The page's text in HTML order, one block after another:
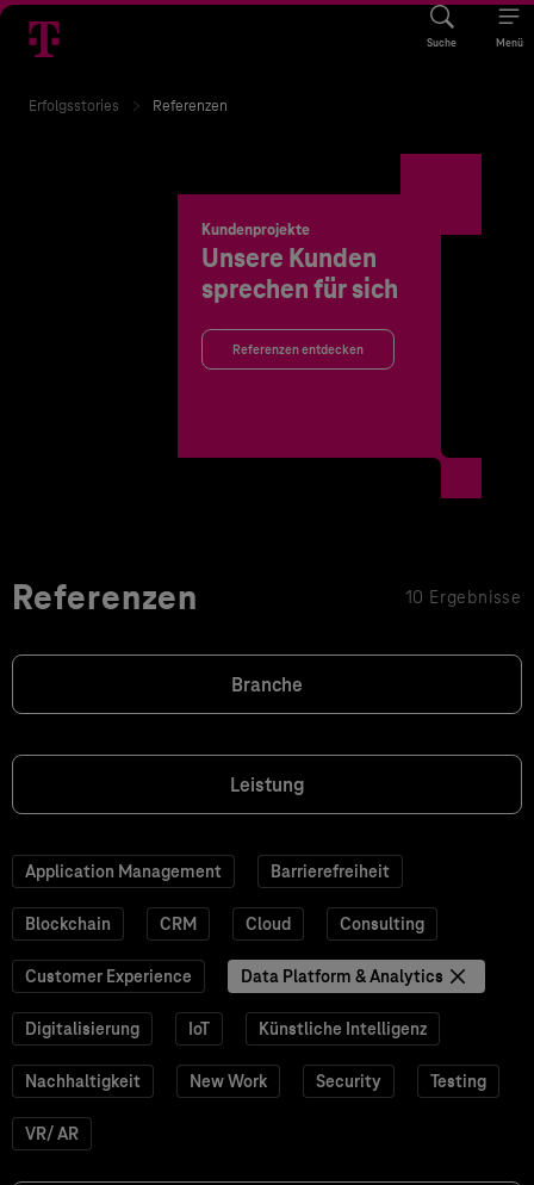
Suche Menü
Erfolgsstories Referenzen
Kundenprojekte
Unsere Kunden
sprechen für sich
Referenzen entdecken
Referenzen 10 Ergebnisse
Branche
Leistung
Application Management Barrierefreiheit
Blockchain CRM Cloud Consulting
Customer Experience Data Platform & Analytics
Digitalisierung IoT Künstliche Intelligenz
Nachhaltigkeit New Work Security Testing
VR/ AR